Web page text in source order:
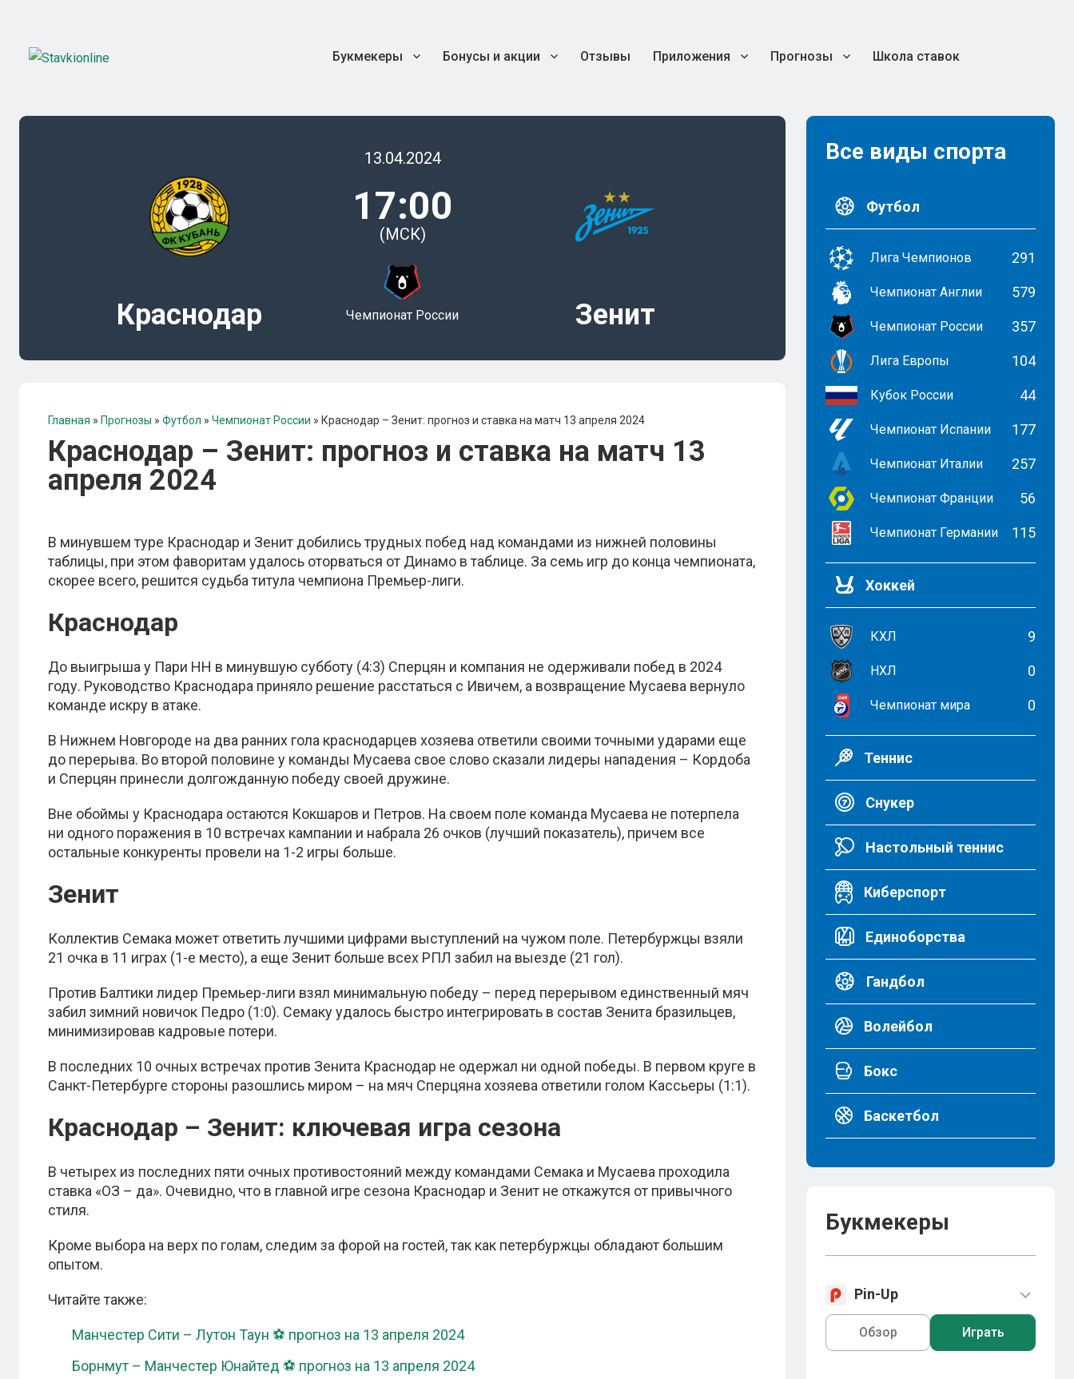
Букмекеры Бонусы и акции Отзывы Приложения Прогнозы Школа ставок
Краснодар
13.04.2024
17:00
(МСК)
Чемпионат России Зенит
Главная » Прогнозы » Футбол » Чемпионат России » Краснодар – Зенит: прогноз и ставка на матч 13 апреля 2024
Краснодар – Зенит: прогноз и ставка на матч 13
апреля 2024
В минувшем туре Краснодар и Зенит добились трудных побед над командами из нижней половины
таблицы, при этом фаворитам удалось оторваться от Динамо в таблице. За семь игр до конца чемпионата,
скорее всего, решится судьба титула чемпиона Премьер-лиги.
Краснодар
До выигрыша у Пари НН в минувшую субботу (4:3) Сперцян и компания не одерживали побед в 2024
году. Руководство Краснодара приняло решение расстаться с Ивичем, а возвращение Мусаева вернуло
команде искру в атаке.
В Нижнем Новгороде на два ранних гола краснодарцев хозяева ответили своими точными ударами еще
до перерыва. Во второй половине у команды Мусаева свое слово сказали лидеры нападения – Кордоба
и Сперцян принесли долгожданную победу своей дружине.
Вне обоймы у Краснодара остаются Кокшаров и Петров. На своем поле команда Мусаева не потерпела
ни одного поражения в 10 встречах кампании и набрала 26 очков (лучший показатель), причем все
остальные конкуренты провели на 1-2 игры больше.
Зенит
Коллектив Семака может ответить лучшими цифрами выступлений на чужом поле. Петербуржцы взяли
21 очка в 11 играх (1-е место), а еще Зенит больше всех РПЛ забил на выезде (21 гол).
Против Балтики лидер Премьер-лиги взял минимальную победу – перед перерывом единственный мяч
забил зимний новичок Педро (1:0). Семаку удалось быстро интегрировать в состав Зенита бразильцев,
минимизировав кадровые потери.
В последних 10 очных встречах против Зенита Краснодар не одержал ни одной победы. В первом круге в
Санкт-Петербурге стороны разошлись миром – на мяч Сперцяна хозяева ответили голом Кассьеры (1:1).
Краснодар – Зенит: ключевая игра сезона
В четырех из последних пяти очных противостояний между командами Семака и Мусаева проходила
ставка «ОЗ – да». Очевидно, что в главной игре сезона Краснодар и Зенит не откажутся от привычного
стиля.
Кроме выбора на верх по голам, следим за форой на гостей, так как петербуржцы обладают большим
опытом.
Читайте также:
Манчестер Сити – Лутон Таун ⚽ прогноз на 13 апреля 2024
Борнмут – Манчестер Юнайтед ⚽ прогноз на 13 апреля 2024
Все виды спорта
Футбол
Лига Чемпионов 291
Чемпионат Англии 579
Чемпионат России 357
Лига Европы 104
Кубок России 44
Чемпионат Испании 177
Чемпионат Италии 257
Чемпионат Франции 56
Чемпионат Германии 115
Хоккей
КХЛ 9
НХЛ 0
Чемпионат мира 0
Теннис
Снукер
Настольный теннис
Киберспорт
Единоборства
Гандбол
Волейбол
Бокс
Баскетбол
Букмекеры
Pin-Up
Обзор Играть